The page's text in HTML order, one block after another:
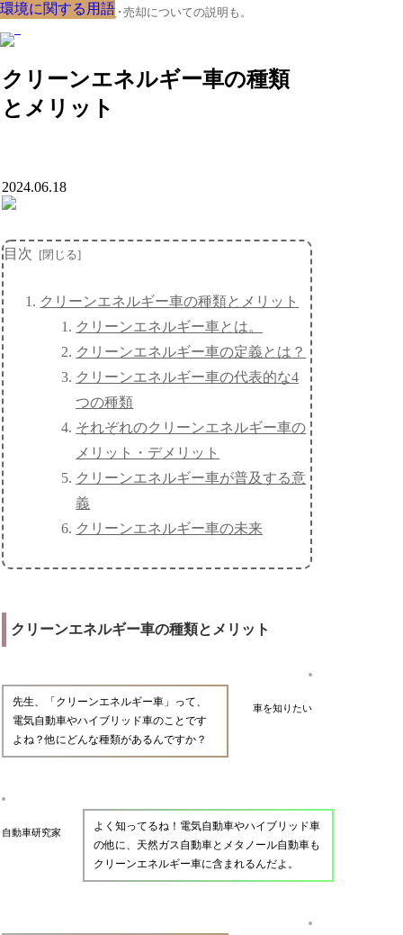
クルマの大辞典、購入･売却についての説明も。
クリーンエネルギー車の種類
とメリット
環境に関する用語
2024.06.18
目次
クリーンエネルギー車の種類とメリット
クリーンエネルギー車とは。
クリーンエネルギー車の定義とは？
クリーンエネルギー車の代表的な4
つの種類
それぞれのクリーンエネルギー車の
メリット・デメリット
クリーンエネルギー車が普及する意
義
クリーンエネルギー車の未来
クリーンエネルギー車の種類とメリット
車を知りたい
先生、「クリーンエネルギー車」って、
電気自動車やハイブリッド車のことです
よね？他にどんな種類があるんですか？
自動車研究家
よく知ってるね！電気自動車やハイブリッド車
の他に、天然ガス自動車とメタノール自動車も
クリーンエネルギー車に含まれるんだよ。
環境に関する用語
環境に関する用語
環境に関する用語
環境に関する用語
環境に関する用語
環境に関する用語
環境に関する用語
環境に関する用語